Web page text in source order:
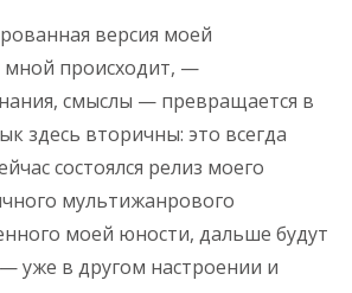
версия моей
мной происходит, —
смыслы — превращается в
здесь вторичны: это всегда
состоялся релиз моего
мультижанрового
моей юности, дальше будут
уже в другом настроении и